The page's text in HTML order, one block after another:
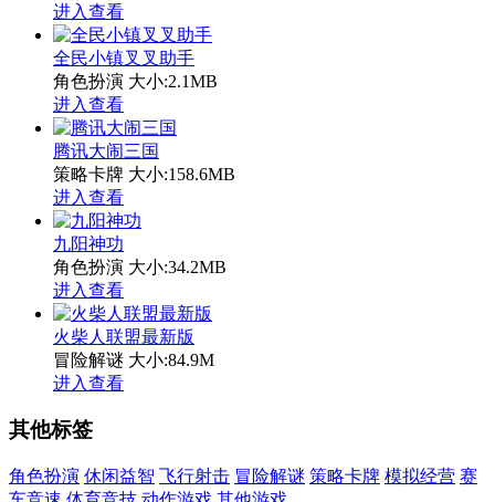
进入查看
全民小镇叉叉助手
角色扮演 大小:2.1MB
进入查看
腾讯大闹三国
策略卡牌 大小:158.6MB
进入查看
九阳神功
角色扮演 大小:34.2MB
进入查看
火柴人联盟最新版
冒险解谜 大小:84.9M
进入查看
其他标签
角色扮演 休闲益智 飞行射击 冒险解谜 策略卡牌 模拟经营 赛